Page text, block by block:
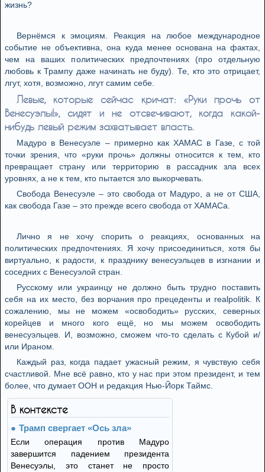
жизнь?
Вернёмся к эмоциям. Реакция на любое международное
событие не объективна, она куда менее основана на фактах,
чем на ваших политических предпочтениях (про отдельную
любовь к Трампу даже начинать не буду). Те, кто это отрицает,
лгут, хотя, возможно, лгут самим себе.
Левые, которые сейчас кричат: «Руки прочь от
Венесуэлы!», сидят и не отсвечивают, когда какой-
нибудь левый режим захватывает власть.
Мадуро в Венесуэле – примерно как ХАМАС в Газе, с той
точки зрения, что «руки прочь» должны относится к тем, кто
превращает страну или территорию в рассадник зла всех
уровнях, а не к тем, кто пытается зло выкорчевать.
Свобода Венесуэле – это свобода от Мадуро, а не от США,
как свобода Газе – это прежде всего свобода от ХАМАСа.
Лично я не хочу спорить о реакциях, основанных на
политических предпочтениях. Я хочу присоединиться, хотя бы
виртуально, к радости, к празднику венесуэльцев в изгнании и
соседних с Венесуэлой стран.
Русскому или украинцу не должно быть трудно поставить
себя на их место, без ворчания про прецеденты и realpolitik. К
сожалению, мы не можем «освободить» русских, северных
корейцев и много кого ещё, но мы можем освободить
венесуэльцев. И, возможно, сможем что-то сделать с Кубой и/
или Ираном.
Каждый раз, когда падает ужасный режим, я чувствую себя
счастливой. Мне всё равно, кто у нас при этом президент, и тем
более, что думает ООН и редакция Нью-Йорк Таймс.
В контексте
Трамп свергает «Ось зла»
Если операция против Мадуро
завершится падением президента
Венесуэлы, это станет не просто